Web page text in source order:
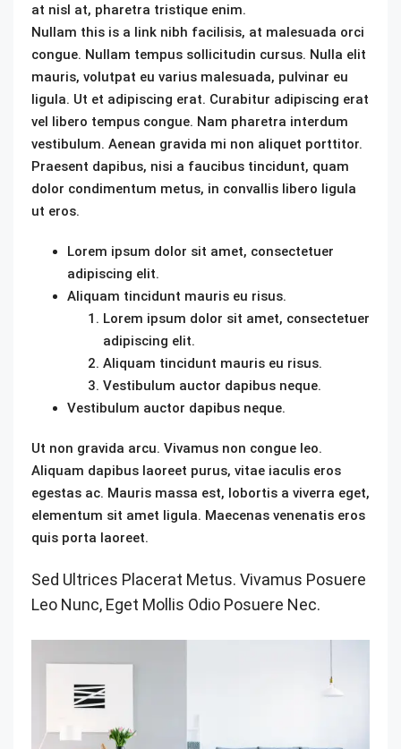
at nisl at, pharetra tristique enim.
Nullam this is a link nibh facilisis, at malesuada orci
congue. Nullam tempus sollicitudin cursus. Nulla elit
mauris, volutpat eu varius malesuada, pulvinar eu
ligula. Ut et adipiscing erat. Curabitur adipiscing erat
vel libero tempus congue. Nam pharetra interdum
vestibulum. Aenean gravida mi non aliquet porttitor.
Praesent dapibus, nisi a faucibus tincidunt, quam
dolor condimentum metus, in convallis libero ligula
ut eros.
Lorem ipsum dolor sit amet, consectetuer
adipiscing elit.
Aliquam tincidunt mauris eu risus.
Lorem ipsum dolor sit amet, consectetuer
adipiscing elit.
Aliquam tincidunt mauris eu risus.
Vestibulum auctor dapibus neque.
Vestibulum auctor dapibus neque.
Ut non gravida arcu. Vivamus non congue leo.
Aliquam dapibus laoreet purus, vitae iaculis eros
egestas ac. Mauris massa est, lobortis a viverra eget,
elementum sit amet ligula. Maecenas venenatis eros
quis porta laoreet.
Sed Ultrices Placerat Metus. Vivamus Posuere
Leo Nunc, Eget Mollis Odio Posuere Nec.